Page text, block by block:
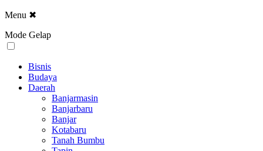
Menu ✖
Mode Gelap
Bisnis
Budaya
Daerah
Banjarmasin
Banjarbaru
Banjar
Kotabaru
Tanah Bumbu